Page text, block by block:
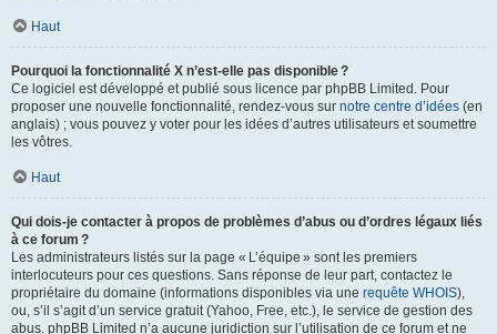
Haut
Pourquoi la fonctionnalité X n’est-elle pas disponible ?
Ce logiciel est développé et publié sous licence par phpBB Limited. Pour
proposer une nouvelle fonctionnalité, rendez-vous sur notre centre d’idées (en
anglais) ; vous pouvez y voter pour les idées d’autres utilisateurs et soumettre
les vôtres.
Haut
Qui dois-je contacter à propos de problèmes d’abus ou d’ordres légaux liés
à ce forum ?
Les administrateurs listés sur la page « L’équipe » sont les premiers
interlocuteurs pour ces questions. Sans réponse de leur part, contactez le
propriétaire du domaine (informations disponibles via une requête WHOIS),
ou, s’il s’agit d’un service gratuit (Yahoo, Free, etc.), le service de gestion des
abus. phpBB Limited n’a aucune juridiction sur l’utilisation de ce forum et ne